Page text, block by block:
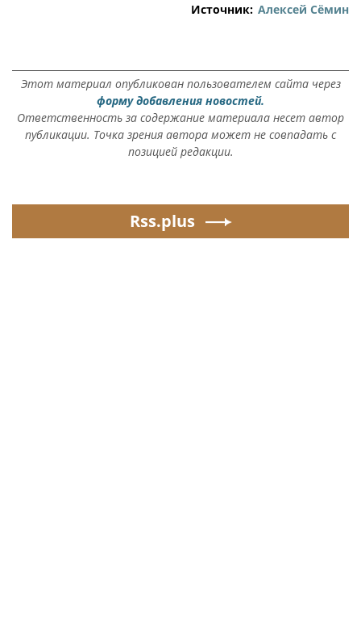
Источник: Алексей Сёмин
Этот материал опубликован пользователем сайта через
форму добавления новостей.
Ответственность за содержание материала несет автор
публикации. Точка зрения автора может не совпадать с
позицией редакции.
Rss.plus